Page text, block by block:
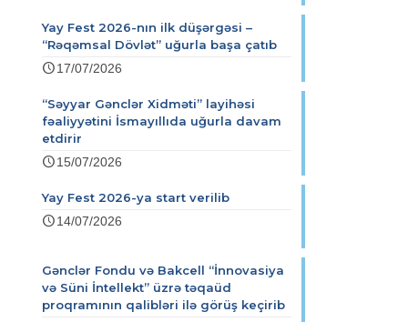
Yay Fest 2026-nın ilk düşərgəsi –
“Rəqəmsal Dövlət” uğurla başa çatıb
17/07/2026
“Səyyar Gənclər Xidməti” layihəsi
fəaliyyətini İsmayıllıda uğurla davam
etdirir
15/07/2026
Yay Fest 2026-ya start verilib
14/07/2026
Gənclər Fondu və Bakcell “İnnovasiya
və Süni İntellekt” üzrə təqaüd
proqramının qalibləri ilə görüş keçirib